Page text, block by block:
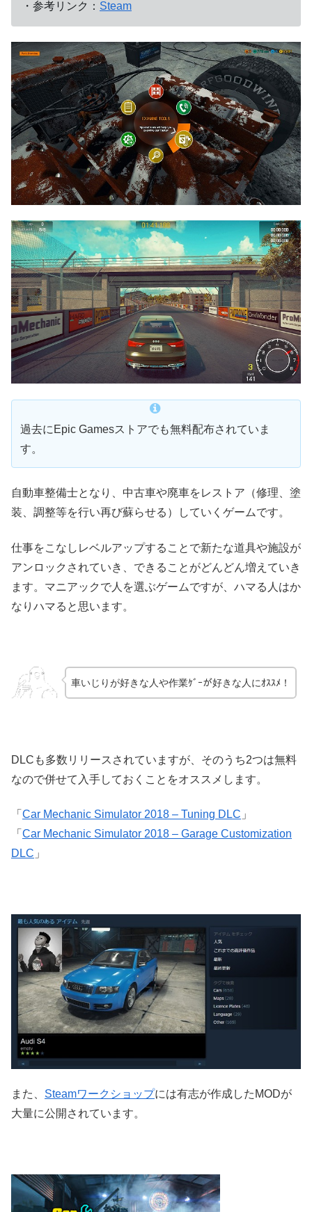
・参考リンク： Steam
過去にEpic Gamesストアでも無料配布されていま
す。
自動車整備士となり、中古車や廃車をレストア（修理、塗
装、調整等を行い再び蘇らせる）していくゲームです。
仕事をこなしレベルアップすることで新たな道具や施設が
アンロックされていき、できることがどんどん増えていき
ます。マニアックで人を選ぶゲームですが、ハマる人はか
なりハマると思います。
車いじりが好きな人や作業ｹﾞｰが好きな人にｵｽｽﾒ！
DLCも多数リリースされていますが、そのうち2つは無料
なので併せて入手しておくことをオススメします。
「 Car Mechanic Simulator 2018 – Tuning DLC 」
「 Car Mechanic Simulator 2018 – Garage Customization
DLC 」
また、 Steamワークショップには有志が作成したMODが
大量に公開されています。